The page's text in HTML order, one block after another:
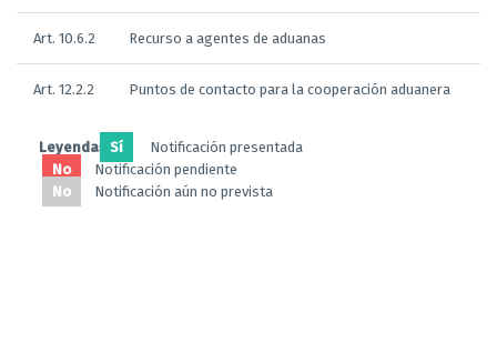
Art. 10.6.2 Recurso a agentes de aduanas
Art. 12.2.2 Puntos de contacto para la cooperación aduanera
Leyendas: Sí
Notificación presentada
No
Notificación pendiente
No
Notificación aún no prevista